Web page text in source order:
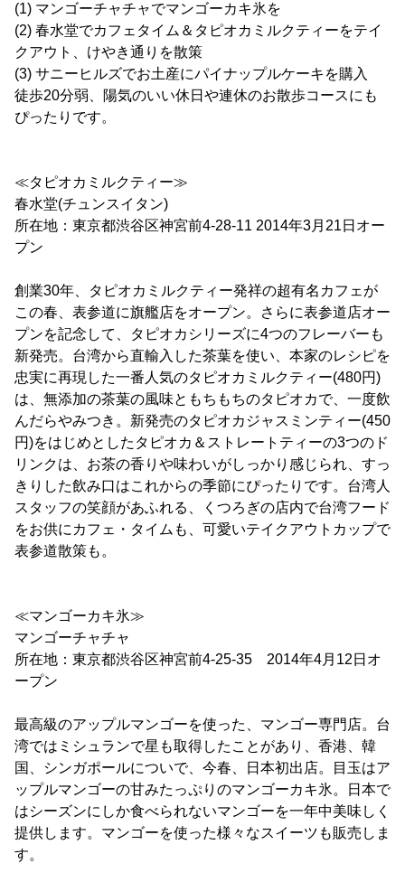
(1) マンゴーチャチャでマンゴーカキ氷を
(2) 春水堂でカフェタイム＆タピオカミルクティーをテイ
クアウト、けやき通りを散策
(3) サニーヒルズでお土産にパイナップルケーキを購入
徒歩20分弱、陽気のいい休日や連休のお散歩コースにも
ぴったりです。
≪タピオカミルクティー≫
春水堂(チュンスイタン)
所在地：東京都渋谷区神宮前4-28-11 2014年3月21日オー
プン
創業30年、タピオカミルクティー発祥の超有名カフェが
この春、表参道に旗艦店をオープン。さらに表参道店オー
プンを記念して、タピオカシリーズに4つのフレーバーも
新発売。台湾から直輸入した茶葉を使い、本家のレシピを
忠実に再現した一番人気のタピオカミルクティー(480円)
は、無添加の茶葉の風味ともちもちのタピオカで、一度飲
んだらやみつき。新発売のタピオカジャスミンティー(450
円)をはじめとしたタピオカ＆ストレートティーの3つのド
リンクは、お茶の香りや味わいがしっかり感じられ、すっ
きりした飲み口はこれからの季節にぴったりです。台湾人
スタッフの笑顔があふれる、くつろぎの店内で台湾フード
をお供にカフェ・タイムも、可愛いテイクアウトカップで
表参道散策も。
≪マンゴーカキ氷≫
マンゴーチャチャ
所在地：東京都渋谷区神宮前4-25-35 2014年4月12日オ
ープン
最高級のアップルマンゴーを使った、マンゴー専門店。台
湾ではミシュランで星も取得したことがあり、香港、韓
国、シンガポールについで、今春、日本初出店。目玉はア
ップルマンゴーの甘みたっぷりのマンゴーカキ氷。日本で
はシーズンにしか食べられないマンゴーを一年中美味しく
提供します。マンゴーを使った様々なスイーツも販売しま
す。